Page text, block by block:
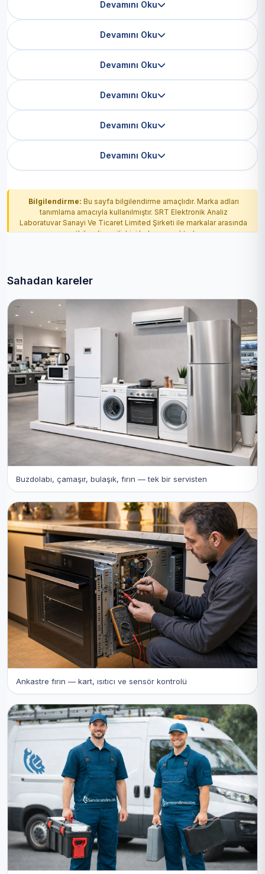
Devamını Oku
Devamını Oku
Devamını Oku
Devamını Oku
Devamını Oku
Devamını Oku
Bilgilendirme: Bu sayfa bilgilendirme amaçlıdır. Marka adları
tanımlama amacıyla kullanılmıştır. SRT Elektronik Analiz
Laboratuvar Sanayi Ve Ticaret Limited Şirketi ile markalar arasında
yetkilendirme ilişkisi bulunmamaktadır.
Sahadan kareler
Buzdolabı, çamaşır, bulaşık, fırın — tek bir servisten
Ankastre fırın — kart, ısıtıcı ve sensör kontrolü